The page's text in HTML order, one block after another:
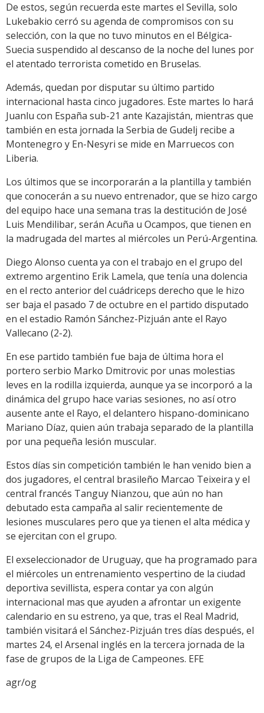
De estos, según recuerda este martes el Sevilla, solo
Lukebakio cerró su agenda de compromisos con su
selección, con la que no tuvo minutos en el Bélgica-
Suecia suspendido al descanso de la noche del lunes por
el atentado terrorista cometido en Bruselas.
Además, quedan por disputar su último partido
internacional hasta cinco jugadores. Este martes lo hará
Juanlu con España sub-21 ante Kazajistán, mientras que
también en esta jornada la Serbia de Gudelj recibe a
Montenegro y En-Nesyri se mide en Marruecos con
Liberia.
Los últimos que se incorporarán a la plantilla y también
que conocerán a su nuevo entrenador, que se hizo cargo
del equipo hace una semana tras la destitución de José
Luis Mendilibar, serán Acuña u Ocampos, que tienen en
la madrugada del martes al miércoles un Perú-Argentina.
Diego Alonso cuenta ya con el trabajo en el grupo del
extremo argentino Erik Lamela, que tenía una dolencia
en el recto anterior del cuádriceps derecho que le hizo
ser baja el pasado 7 de octubre en el partido disputado
en el estadio Ramón Sánchez-Pizjuán ante el Rayo
Vallecano (2-2).
En ese partido también fue baja de última hora el
portero serbio Marko Dmitrovic por unas molestias
leves en la rodilla izquierda, aunque ya se incorporó a la
dinámica del grupo hace varias sesiones, no así otro
ausente ante el Rayo, el delantero hispano-dominicano
Mariano Díaz, quien aún trabaja separado de la plantilla
por una pequeña lesión muscular.
Estos días sin competición también le han venido bien a
dos jugadores, el central brasileño Marcao Teixeira y el
central francés Tanguy Nianzou, que aún no han
debutado esta campaña al salir recientemente de
lesiones musculares pero que ya tienen el alta médica y
se ejercitan con el grupo.
El exseleccionador de Uruguay, que ha programado para
el miércoles un entrenamiento vespertino de la ciudad
deportiva sevillista, espera contar ya con algún
internacional mas que ayuden a afrontar un exigente
calendario en su estreno, ya que, tras el Real Madrid,
también visitará el Sánchez-Pizjuán tres días después, el
martes 24, el Arsenal inglés en la tercera jornada de la
fase de grupos de la Liga de Campeones. EFE
agr/og